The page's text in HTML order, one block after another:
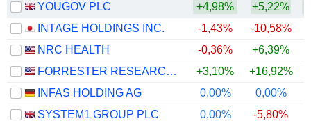
YOUGOV PLC
+4,98% +5,22%
INTAGE HOLDINGS INC.
-1,43% -10,58%
NRC HEALTH
-0,36% +6,39%
FORRESTER RESEARCH, INC.
+3,10% +16,92%
INFAS HOLDING AG
0,00% 0,00%
SYSTEM1 GROUP PLC
0,00% -5,80%